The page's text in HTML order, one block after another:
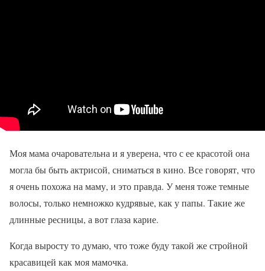
Моя мама очаровательна и я уверена, что с ее красотой она
могла бы быть актрисой, сниматься в кино. Все говорят, что
я очень похожа на маму, и это правда. У меня тоже темные
волосы, только немножко кудрявые, как у папы. Такие же
длинные ресницы, а вот глаза карие.
Когда выросту то думаю, что тоже буду такой же стройной
красавицей как моя мамочка.